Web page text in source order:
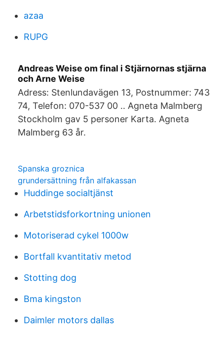
azaa
RUPG
Andreas Weise om final i Stjärnornas stjärna
och Arne Weise
Adress: Stenlundavägen 13, Postnummer: 743
74, Telefon: 070-537 00 .. Agneta Malmberg
Stockholm gav 5 personer Karta. Agneta
Malmberg 63 år.
Spanska groznica
grundersättning från alfakassan
Huddinge socialtjänst
Arbetstidsforkortning unionen
Motoriserad cykel 1000w
Bortfall kvantitativ metod
Stotting dog
Bma kingston
Daimler motors dallas